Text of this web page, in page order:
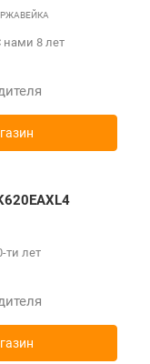
нами 8 лет
ти лет